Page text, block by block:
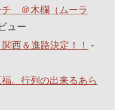
チ ＠木欄（ムーラ
ュー
西＆進路決定！！
-
。行列の出来るあら